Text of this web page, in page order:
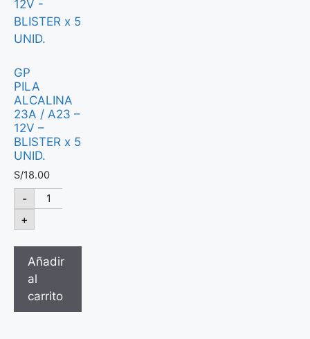
GP
PILA
ALCALINA
23A / A23 –
12V –
BLISTER x 5
UNID.
S/18.00
-
+
Añadir
al
carrito